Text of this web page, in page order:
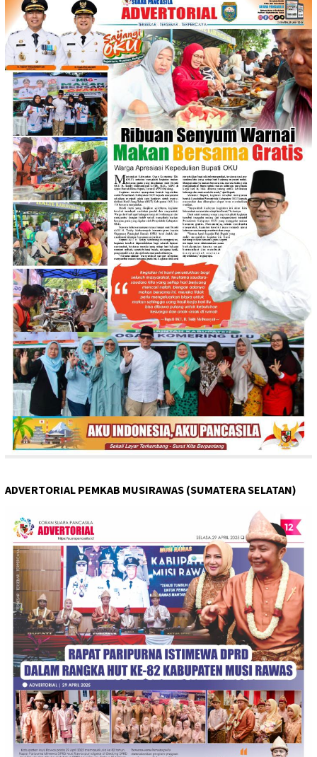
ADVERTORIAL PEMKAB MUSIRAWAS (SUMATERA SELATAN)